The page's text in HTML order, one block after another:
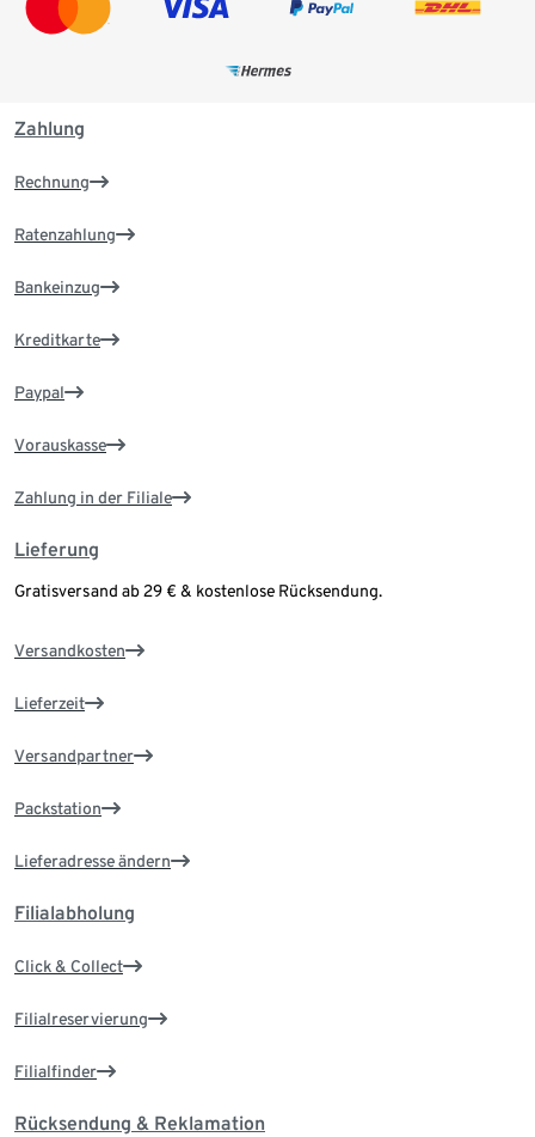
Zahlung
Rechnung
Ratenzahlung
Bankeinzug
Kreditkarte
Paypal
Vorauskasse
Zahlung in der Filiale
Lieferung
Gratisversand ab 29 € & kostenlose Rücksendung.
Versandkosten
Lieferzeit
Versandpartner
Packstation
Lieferadresse ändern
Filialabholung
Click & Collect
Filialreservierung
Filialfinder
Rücksendung & Reklamation